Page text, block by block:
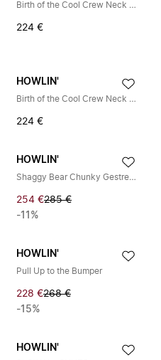
Birth of the Cool Crew Neck Sweater
224 €
HOWLIN'
Birth of the Cool Crew Neck Sweater
224 €
HOWLIN'
Shaggy Bear Chunky Gestreepte Trui
254 €285 €
-11%
HOWLIN'
Pull Up to the Bumper
228 €268 €
-15%
HOWLIN'